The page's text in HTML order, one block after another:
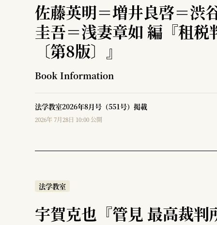
佐藤英明＝増井良啓＝
圭吾＝浅妻章如 編『租税
〔第8版〕』
Book Information
法学教室2026年8月号（551号）掲載
2026年 7月28日 10:00 公開
法学教室
宇賀克也『管見 最高裁判